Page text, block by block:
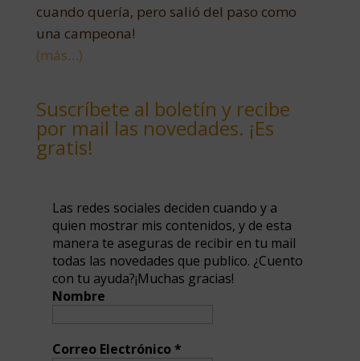
cuando quería, pero salió del paso como
una campeona!
(más…)
Suscríbete al boletín y recibe
por mail las novedades. ¡Es
gratis!
Las redes sociales deciden cuando y a
quien mostrar mis contenidos, y de esta
manera te aseguras de recibir en tu mail
todas las novedades que publico. ¿Cuento
con tu ayuda?¡Muchas gracias!
Nombre
Correo Electrónico*